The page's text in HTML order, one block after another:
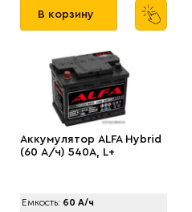
В корзину
Аккумулятор ALFA Hybrid
(60 А/ч) 540A, L+
Емкость: 60 А/ч